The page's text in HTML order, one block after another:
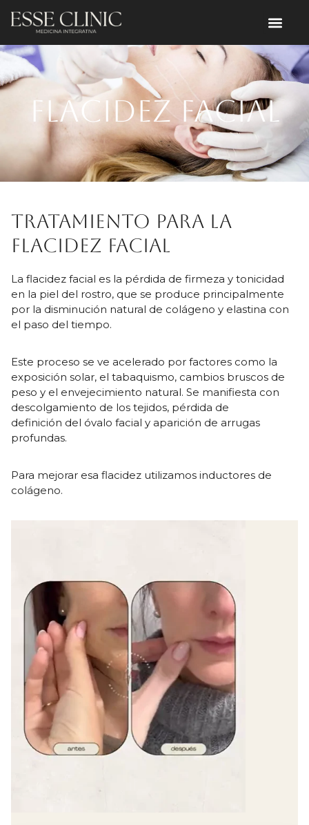
Flacidez Facial
Tratamiento para la
flacidez facial
La flacidez facial es la pérdida de firmeza y tonicidad
en la piel del rostro, que se produce principalmente
por la disminución natural de colágeno y elastina con
el paso del tiempo.
Este proceso se ve acelerado por factores como la
exposición solar, el tabaquismo, cambios bruscos de
peso y el envejecimiento natural. Se manifiesta con
descolgamiento de los tejidos, pérdida de
definición del óvalo facial y aparición de arrugas
profundas.
Para mejorar esa flacidez utilizamos inductores de
colágeno.